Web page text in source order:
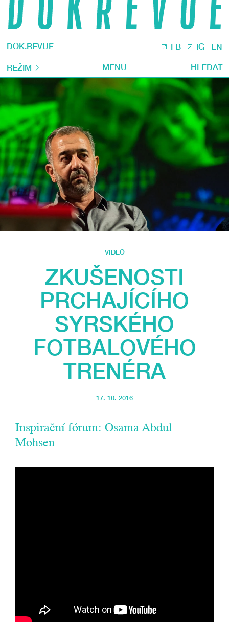
DOK.REVUE FB IG EN
REŽIM MENU HLEDAT
VIDEO
ZKUŠENOSTI
PRCHAJÍCÍHO
SYRSKÉHO
FOTBALOVÉHO
TRENÉRA
17. 10. 2016
Inspirační fórum: Osama Abdul
Mohsen